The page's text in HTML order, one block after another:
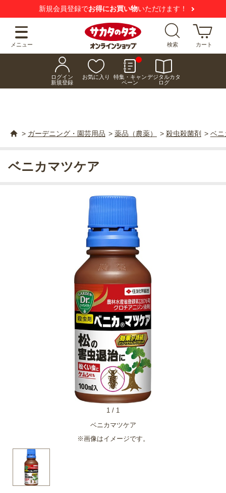
新規会員登録でお得にお買い物いただけます！
メニュー 検索 カート
ログイン
新規登録
お気に入り
特集・キャン
ペーン
デジタルカタ
ログ
> ガーデニング・園芸用品 > 薬品（農薬） > 殺虫殺菌剤 > ベニ
ベニカマツケア
※画像はイメージです。
1 / 1
ベニカマツケア